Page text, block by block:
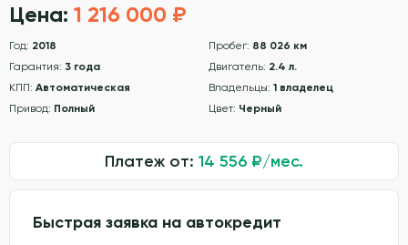
Цена: 1 216 000 ₽
Год: 2018 Пробег: 88 026 км
Гарантия: 3 года Двигатель: 2.4 л.
КПП: Автоматическая Владельцы: 1 владелец
Привод: Полный Цвет: Черный
Платеж от: 14 556 ₽/мес.
Быстрая заявка на автокредит